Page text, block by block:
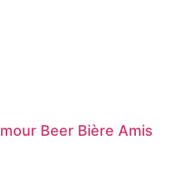
Beer Bière Amis